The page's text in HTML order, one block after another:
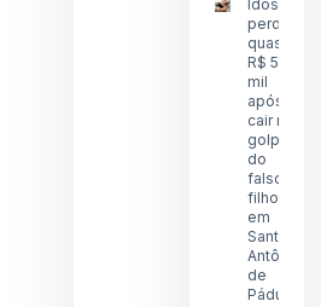
Idoso
perde
quase
R$ 5
mil
após
cair no
golpe
do
falso
filho
em
Santo
Antônio
de
Pádua